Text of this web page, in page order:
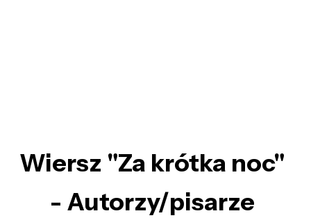
Wiersz "Za krótka noc"
- Autorzy/pisarze